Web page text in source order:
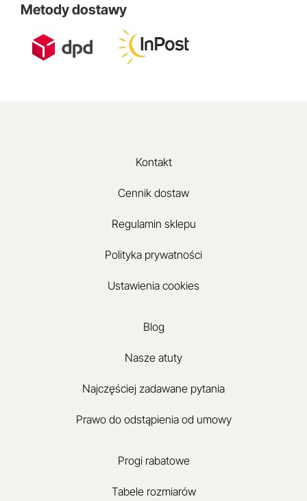
Metody dostawy
Kontakt
Cennik dostaw
Regulamin sklepu
Polityka prywatności
Ustawienia cookies
Blog
Nasze atuty
Najczęściej zadawane pytania
Prawo do odstąpienia od umowy
Progi rabatowe
Tabele rozmiarów